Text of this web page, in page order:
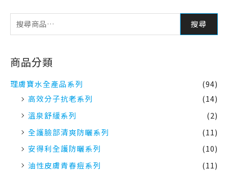
搜尋
商品分類
理膚寶水全產品系列
(94)
高效分子抗老系列
(14)
溫泉舒緩系列
(2)
全護臉部清爽防曬系列
(11)
安得利全護防曬系列
(10)
油性皮膚青春痘系列
(11)